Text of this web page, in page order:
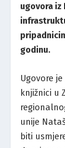
ugovora iz
godinu.
Ugovore
knjižnici u
unije
biti